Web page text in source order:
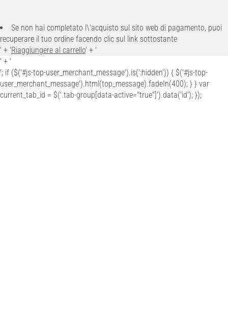
Se non hai completato l\'acquisto sul sito web di pagamento, puoi
recuperare il tuo ordine facendo clic sul link sottostante
' + 'Riaggiungere al carrello' + '
' + '
'; if ($('#js-top-user_merchant_message').is(':hidden')) { $('#js-top-
user_merchant_message').html(top_message).fadeIn(400); } } var
current_tab_id = $('.tab-group[data-active="true"]').data('id'); });